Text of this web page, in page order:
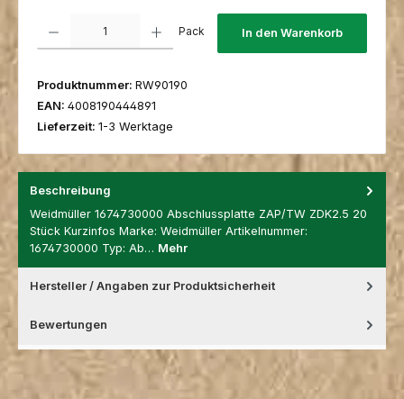
Pack In den Warenkorb
Produktnummer: RW90190
EAN: 4008190444891
Lieferzeit: 1-3 Werktage
Beschreibung
Weidmüller 1674730000 Abschlussplatte ZAP/TW ZDK2.5 20
Stück Kurzinfos Marke: Weidmüller Artikelnummer:
1674730000 Typ: Ab… Mehr
Hersteller / Angaben zur Produktsicherheit
Bewertungen